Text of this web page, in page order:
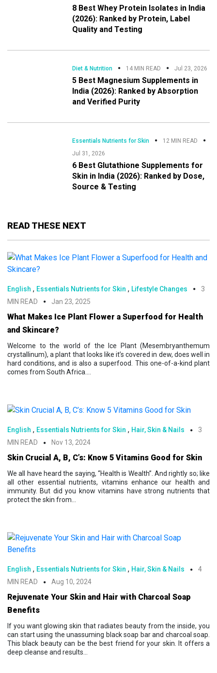
8 Best Whey Protein Isolates in India
(2026): Ranked by Protein, Label
Quality and Testing
Diet & Nutrition 14 MIN READ Jul 23, 2026
5 Best Magnesium Supplements in
India (2026): Ranked by Absorption
and Verified Purity
Essentials Nutrients for Skin
12 MIN READ
Jul 31, 2026
6 Best Glutathione Supplements for
Skin in India (2026): Ranked by Dose,
Source & Testing
READ THESE NEXT
English , Essentials Nutrients for Skin , Lifestyle Changes
3
MIN READ
Jan 23, 2025
What Makes Ice Plant Flower a Superfood for Health
and Skincare?
Welcome to the world of the Ice Plant (Mesembryanthemum
crystallinum), a plant that looks like it’s covered in dew, does well in
hard conditions, and is also a superfood. This one-of-a-kind plant
comes from South Africa....
English , Essentials Nutrients for Skin , Hair, Skin & Nails
3
MIN READ
Nov 13, 2024
Skin Crucial A, B, C’s: Know 5 Vitamins Good for Skin
We all have heard the saying, “Health is Wealth”. And rightly so; like
all other essential nutrients, vitamins enhance our health and
immunity. But did you know vitamins have strong nutrients that
protect the skin from...
English , Essentials Nutrients for Skin , Hair, Skin & Nails
4
MIN READ
Aug 10, 2024
Rejuvenate Your Skin and Hair with Charcoal Soap
Benefits
If you want glowing skin that radiates beauty from the inside, you
can start using the unassuming black soap bar and charcoal soap.
This black beauty can be the best friend for your skin. It offers a
deep cleanse and results...